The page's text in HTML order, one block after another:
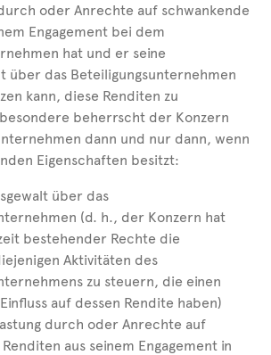
oder Anrechte auf schwankende
Engagement bei dem
hat und er seine
über das Beteiligungsunternehmen
kann, diese Renditen zu
beherrscht der Konzern
dann und nur dann, wenn
Eigenschaften besitzt:
über das
(d. h., der Konzern hat
bestehender Rechte die
Aktivitäten des
zu steuern, die einen
auf dessen Rendite haben)
durch oder Anrechte auf
aus seinem Engagement in